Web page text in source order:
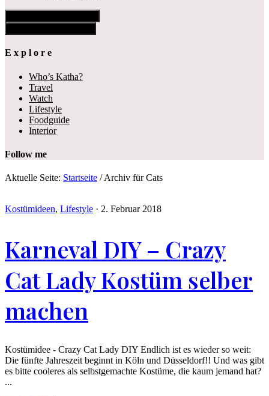
E x p l o r e
Who’s Katha?
Travel
Watch
Lifestyle
Foodguide
Interior
Follow me
Aktuelle Seite: Startseite /Archiv für Cats
Kostümideen, Lifestyle · 2. Februar 2018
Karneval DIY – Crazy
Cat Lady Kostüm selber
machen
Kostümidee - Crazy Cat Lady DIY Endlich ist es wieder so weit:
Die fünfte Jahreszeit beginnt in Köln und Düsseldorf!! Und was gibt
es bitte cooleres als selbstgemachte Kostüme, die kaum jemand hat?
...